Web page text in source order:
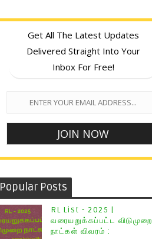
Get All The Latest Updates
Delivered Straight Into Your
Inbox For Free!
Popular Posts
RL List - 2025 |
வரையறுக்கப்பட்ட விடுமுறை
நாட்கள் விவரம் :